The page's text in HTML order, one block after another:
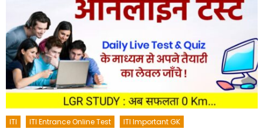
ITI ITI Entrance Online Test ITI Important GK